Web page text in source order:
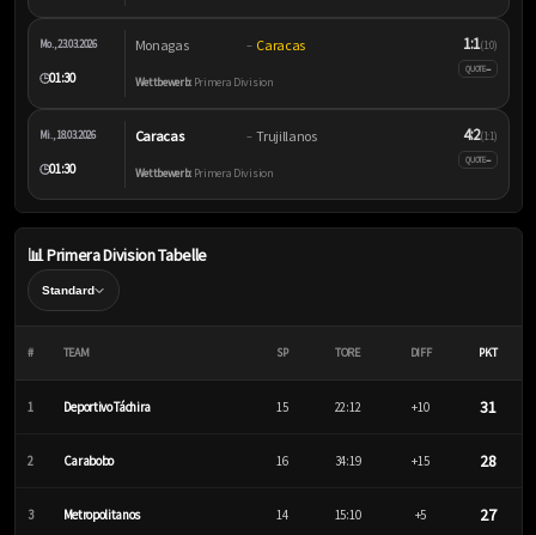
Mo., 23.03.2026
🕒01:30
Monagas – Caracas
Wettbewerb:Primera Division
1:1(1:0)
QUOTE–
Mi., 18.03.2026
🕒01:30
Caracas – Trujillanos
Wettbewerb:Primera Division
4:2(1:1)
QUOTE–
📊 Primera Division Tabelle
# TEAM SP TORE DIFF PKT
1 Deportivo Táchira 15 22:12 +10 31
2 Carabobo 16 34:19 +15 28
3 Metropolitanos 14 15:10 +5 27